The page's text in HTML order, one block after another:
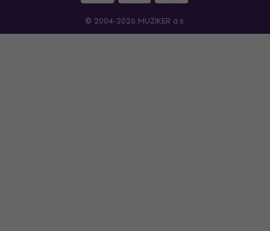
© 2004-2026 MUZIKER a.s.